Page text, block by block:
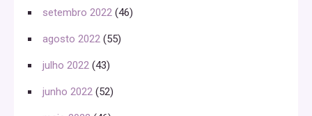
setembro 2022 (46)
agosto 2022 (55)
julho 2022 (43)
junho 2022 (52)